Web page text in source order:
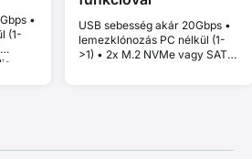
•
(1-
USB sebesség akár 20Gbps •
lemezklónozás PC nélkül (1-
>1) • 2x M.2 NVMe vagy SATA